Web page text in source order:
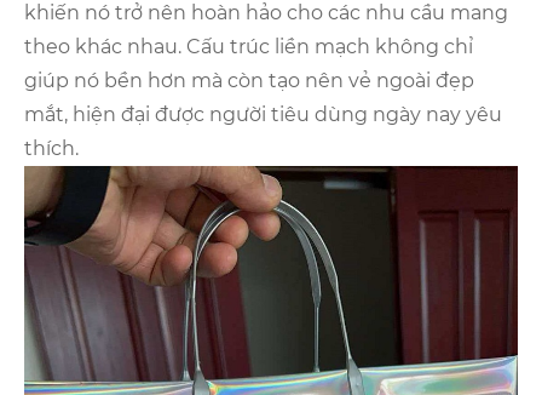
khiến nó trở nên hoàn hảo cho các nhu cầu mang
theo khác nhau. Cấu trúc liền mạch không chỉ
giúp nó bền hơn mà còn tạo nên vẻ ngoài đẹp
mắt, hiện đại được người tiêu dùng ngày nay yêu
thích.